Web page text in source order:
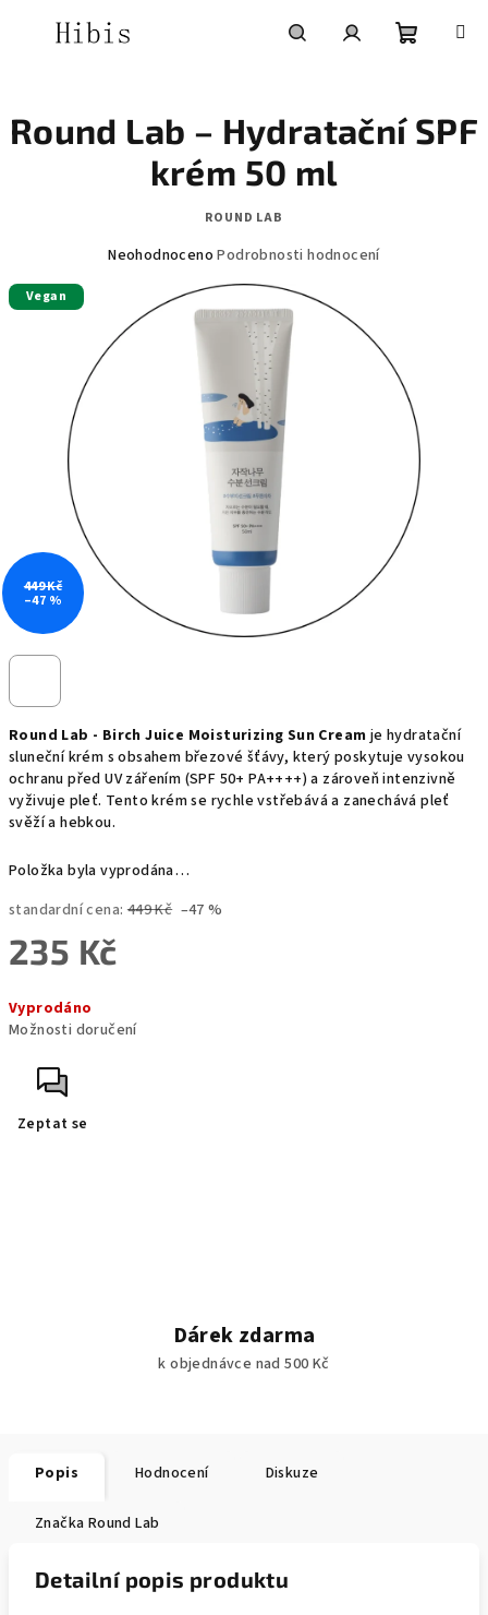
košík
Round Lab - Birch Juice Moisturizing Sun Cream je hydratační
sluneční krém s obsahem březové šťávy, který poskytuje vysokou
ochranu před UV zářením (SPF 50+ PA++++) a zároveň intenzivně
vyživuje pleť. Tento krém se rychle vstřebává a zanechává pleť
svěží a hebkou.
Položka byla vyprodána…
standardní cena: 449 Kč –47 %
235 Kč
cena:
Vyprodáno
Možnosti doručení
Zeptat se
Round Lab – Hydratační SPF
krém 50 ml
ROUND LAB
Průměrné
produktu
0,0
Neohodnoceno Podrobnosti hodnocení
Vegan
449 Kč
–47 %
Dárek zdarma
k objednávce nad 500 Kč
Popis Hodnocení Diskuze
Značka Round Lab
Detailní popis produktu